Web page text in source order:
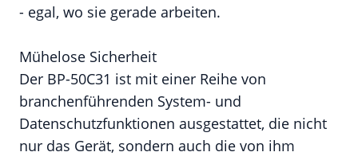
- egal, wo sie gerade arbeiten.
Mühelose Sicherheit
Der BP-50C31 ist mit einer Reihe von
branchenführenden System- und
Datenschutzfunktionen ausgestattet, die nicht
nur das Gerät, sondern auch die von ihm